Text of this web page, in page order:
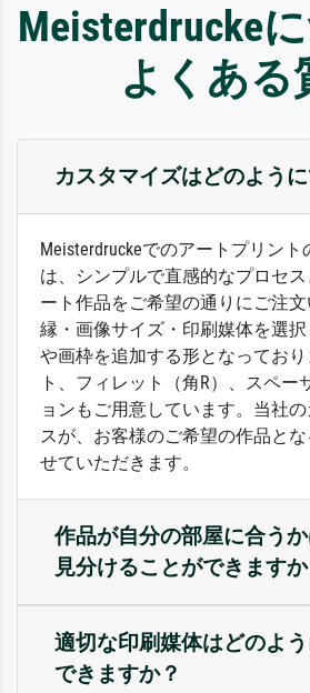
Meisterdrucke
よくある
カスタマイズはどのよう
Meisterdruckeでのアートプリン
は、シンプルで直感的なプロセ
ート作品をご希望の通りにご注
縁・画像サイズ・印刷媒体を選
や画枠を追加する形となってお
ト、フィレット（角R）、スペー
ョンもご用意しています。当社
スが、お客様のご希望の作品と
せていただきます。
作品が自分の部屋に合う
見分けることができますか
適切な印刷媒体はどのよ
できますか？